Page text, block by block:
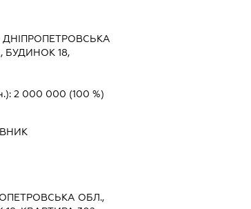
ДНІПРОПЕТРОВСЬКА
БУДИНОК 18,
2 000 000 (100 %)
ОБЛ.,